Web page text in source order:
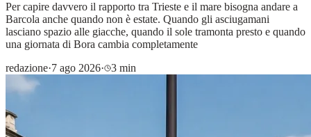
Per capire davvero il rapporto tra Trieste e il mare bisogna andare a
Barcola anche quando non è estate. Quando gli asciugamani
lasciano spazio alle giacche, quando il sole tramonta presto e quando
una giornata di Bora cambia completamente
redazione·7 ago 2026· 3 min